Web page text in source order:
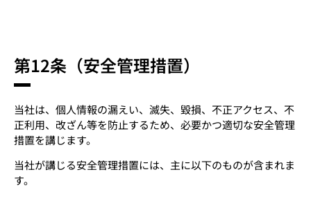
第12条（安全管理措置）
当社は、個人情報の漏えい、滅失、毀損、不正アクセス、不
正利用、改ざん等を防止するため、必要かつ適切な安全管理
措置を講じます。
当社が講じる安全管理措置には、主に以下のものが含まれま
す。